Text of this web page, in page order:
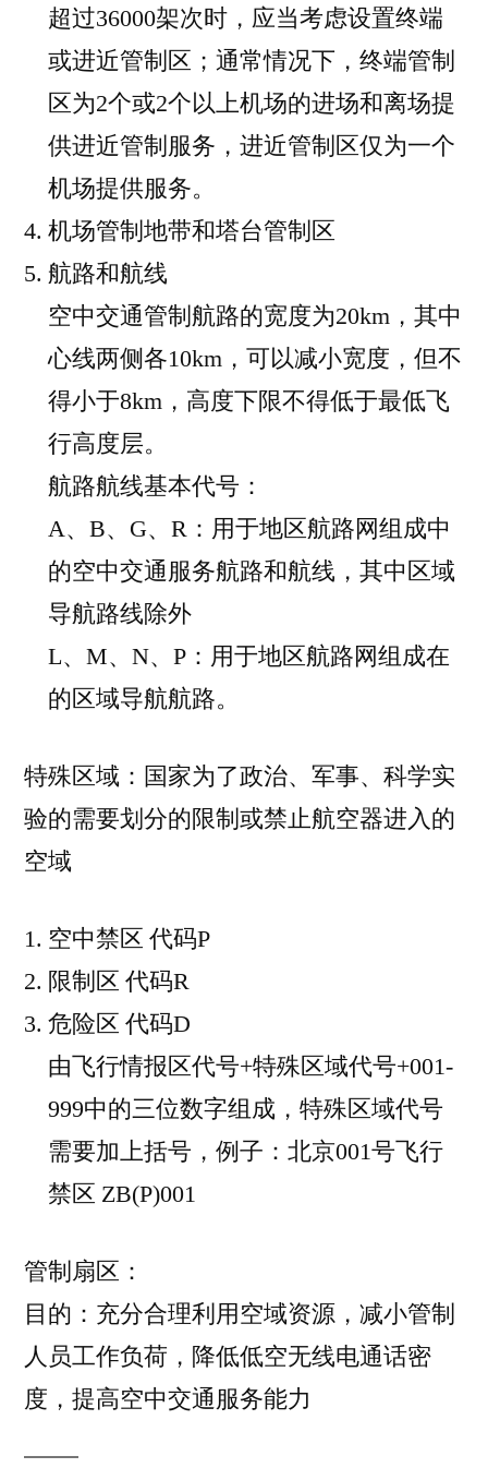
超过36000架次时，应当考虑设置终端
或进近管制区；通常情况下，终端管制
区为2个或2个以上机场的进场和离场提
供进近管制服务，进近管制区仅为一个
机场提供服务。
机场管制地带和塔台管制区
航路和航线
空中交通管制航路的宽度为20km，其中
心线两侧各10km，可以减小宽度，但不
得小于8km，高度下限不得低于最低飞
行高度层。
航路航线基本代号：
A、B、G、R：用于地区航路网组成中
的空中交通服务航路和航线，其中区域
导航路线除外
L、M、N、P：用于地区航路网组成在
的区域导航航路。
特殊区域：国家为了政治、军事、科学实
验的需要划分的限制或禁止航空器进入的
空域
空中禁区 代码P
限制区 代码R
危险区 代码D
由飞行情报区代号+特殊区域代号+001-
999中的三位数字组成，特殊区域代号
需要加上括号，例子：北京001号飞行
禁区 ZB(P)001
管制扇区：
目的：充分合理利用空域资源，减小管制
人员工作负荷，降低低空无线电通话密
度，提高空中交通服务能力